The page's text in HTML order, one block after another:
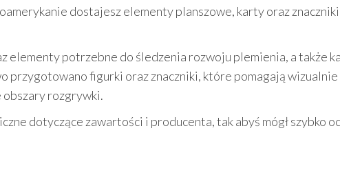
dostajesz elementy planszowe, karty oraz
elementy potrzebne do śledzenia rozwoju plemienia, a także
przygotowano figurki oraz znaczniki, które pomagają wizualnie
obszary rozgrywki.
dotyczące zawartości i producenta, tak abyś mógł szybko